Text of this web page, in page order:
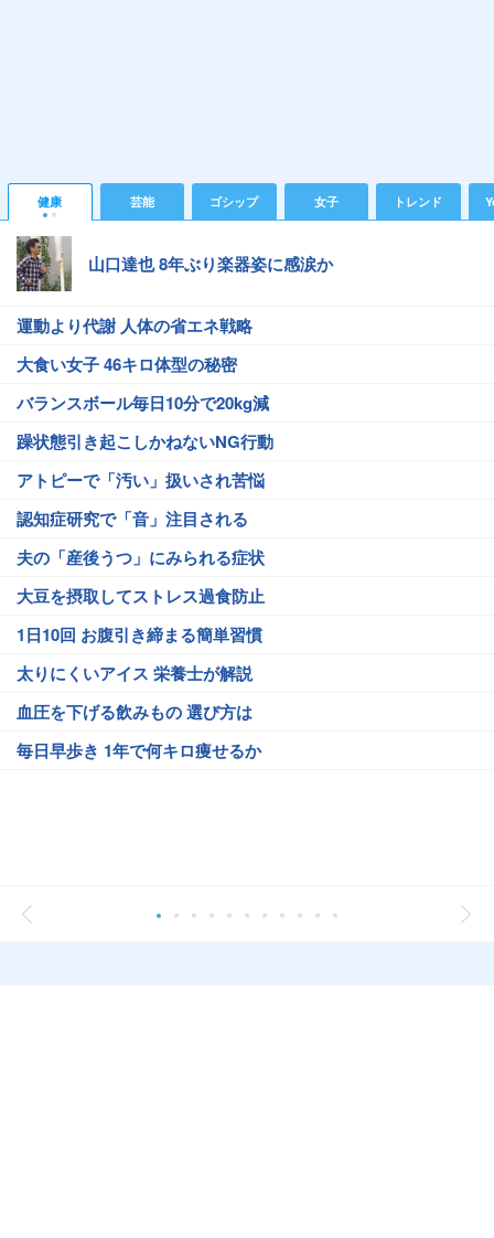
健康 芸能 ゴシップ 女子 トレンド
山口達也 8年ぶり楽器姿に感涙か
運動より代謝 人体の省エネ戦略
大食い女子 46キロ体型の秘密
バランスボール毎日10分で20kg減
躁状態引き起こしかねないNG行動
アトピーで「汚い」扱いされ苦悩
認知症研究で「音」注目される
夫の「産後うつ」にみられる症状
大豆を摂取してストレス過食防止
1日10回 お腹引き締まる簡単習慣
太りにくいアイス 栄養士が解説
血圧を下げる飲みもの 選び方は
毎日早歩き 1年で何キロ痩せるか